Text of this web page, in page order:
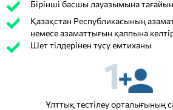
Бірінші басшы лауазымына
Қазақстан Республикасының
немесе азаматтығын қалпына
Шет тілдерінен түсу емтиханы
1
Ұлттық тестілеу орталығының